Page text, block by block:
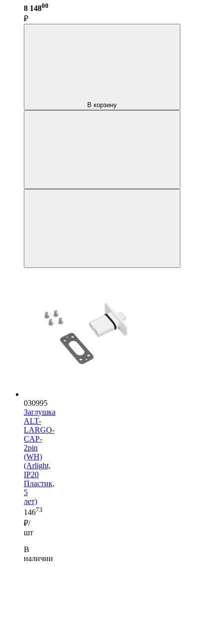
8 14800
₽
В корзину
030995
Заглушка
ALT-
LARGO-
CAP-
2pin
(WH)
(Arlight,
IP20
Пластик,
5
лет)
14673
₽/
шт
В
наличии